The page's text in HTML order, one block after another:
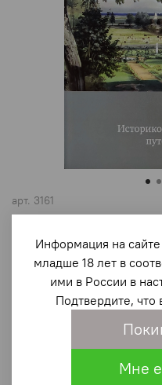
арт. 3161
путеводитель
1 900 ₽
В
Информация на
младше 18 лет в
ими в России в
Подтвердите, что
Мне